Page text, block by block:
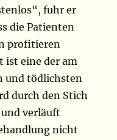
fuhr er
die Patienten
profitieren
ist eine der am
und tödlichsten
durch den Stich
verläuft
nicht